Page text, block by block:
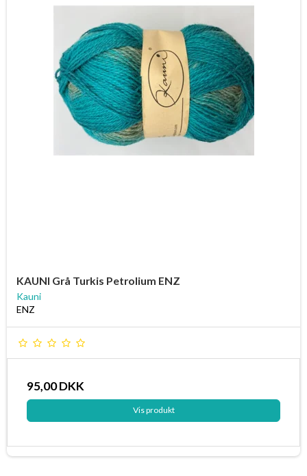
KAUNI Grå Turkis Petrolium ENZ
Kauni
ENZ
95,00 DKK
Vis produkt